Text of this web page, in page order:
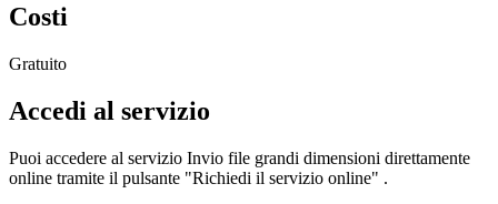
Costi
Gratuito
Accedi al servizio
Puoi accedere al servizio Invio file grandi dimensioni direttamente
online tramite il pulsante "Richiedi il servizio online" .